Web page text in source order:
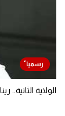
الولاية